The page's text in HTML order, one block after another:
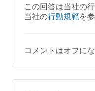
この回答は当社の
当社の行動規範を
コメントはオフに